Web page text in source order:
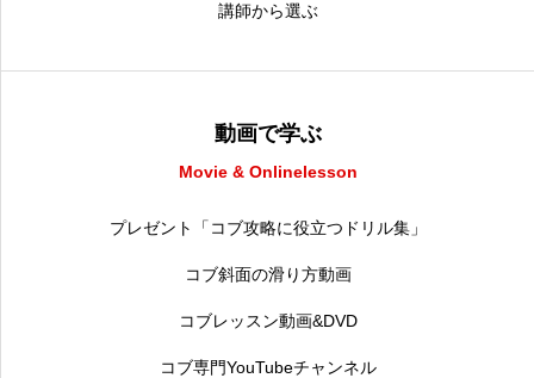
講師から選ぶ
動画で学ぶ
Movie & Onlinelesson
プレゼント「コブ攻略に役立つドリル集」
コブ斜面の滑り方動画
コブレッスン動画&DVD
コブ専門YouTubeチャンネル